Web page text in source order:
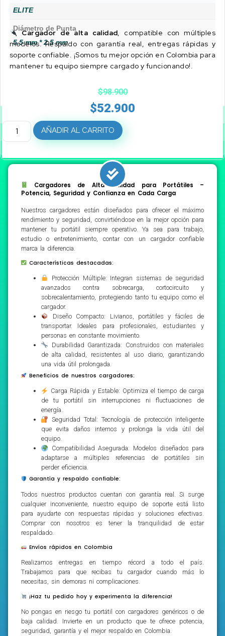
ELITE
Diámetro de Punta
5.5 mm * 2.5 mm
Cargador de alta calidad, compatible con múltiples
modelos. Respaldo con garantía real, entregas rápidas y
soporte confiable. ¡Somos tu mejor opción en Colombia para
mantener tu equipo siempre cargado y funcionando!.
$98.900
$52.900
AÑADIR AL CARRITO
Cargadores de Alta Calidad para Portátiles –
Potencia, Seguridad y Confianza en Cada Carga
Nuestros cargadores están diseñados para ofrecer el máximo
rendimiento y seguridad, convirtiéndose en la mejor opción para
mantener tu portátil siempre operativo. Ya sea para trabajo,
estudio o entretenimiento, contar con un cargador confiable
marca la diferencia.
Características destacadas:
Protección Múltiple: Integran sistemas de seguridad
avanzados contra sobrecarga, cortocircuito y
sobrecalentamiento, protegiendo tanto tu equipo como el
cargador.
Diseño Compacto: Livianos, portátiles y fáciles de
transportar. Ideales para profesionales, estudiantes y
personas en constante movimiento.
Durabilidad Garantizada: Construidos con materiales
de alta calidad, resistentes al uso diario, garantizando
una vida útil prolongada.
Beneficios de nuestros cargadores:
Carga Rápida y Estable: Optimiza el tiempo de carga
de tu portátil sin interrupciones ni fluctuaciones de
energía.
Seguridad Total: Tecnología de protección inteligente
que evita daños internos y prolonga la vida útil del
equipo.
Compatibilidad Asegurada: Modelos diseñados para
adaptarse a múltiples referencias de portátiles sin
perder eficiencia.
Garantía y respaldo confiable:
Todos nuestros productos cuentan con garantía real. Si surge
cualquier inconveniente, nuestro equipo de soporte está listo
para ayudarte con respuestas rápidas y soluciones efectivas.
Comprar con nosotros es tener la tranquilidad de estar
respaldado.
Envíos rápidos en Colombia
Realizamos entregas en tiempo récord a todo el país.
Trabajamos para que recibas tu cargador cuando más lo
necesitas, sin demoras ni complicaciones.
¡Haz tu pedido hoy y experimenta la diferencia!
No pongas en riesgo tu portátil con cargadores genéricos o de
baja calidad. Invierte en un producto que te ofrece potencia,
seguridad, garantía y el mejor respaldo en Colombia.